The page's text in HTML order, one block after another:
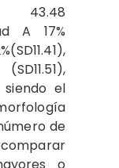
43.48
A 17%
siendo el
de